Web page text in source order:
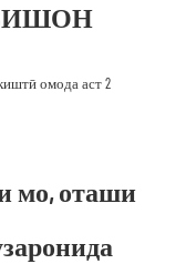
мо, оташи